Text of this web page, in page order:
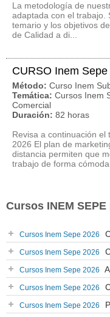
La metodología de
adaptada con el trabajo.
temario y los objetivos
de Calidad a di...
CURSO Inem
Método: Curso Inem
Temática: Cursos Inem
Comercial
Duración: 82 horas
Revisa a continuación el
2026 El plan de
distancia permiten que
trabajo de forma cómoda
Cursos INEM
Cursos Inem Sepe 2026
Cursos Inem Sepe 2026
Cursos Inem Sepe 2026
Cursos Inem Sepe 2026
Cursos Inem Sepe 2026